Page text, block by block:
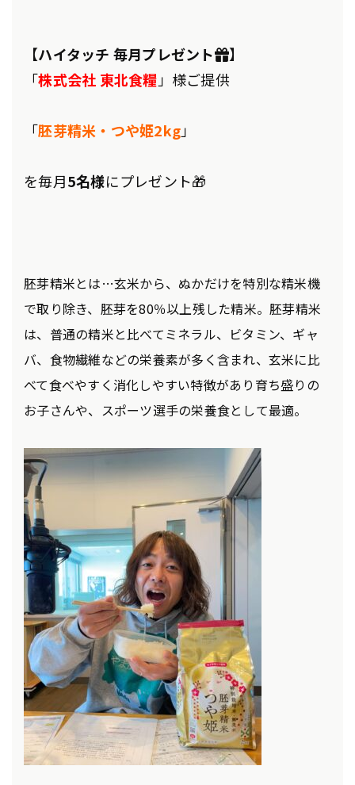
【ハイタッチ 毎月プレゼント🎁】
「株式会社 東北食糧 」様ご提供
「胚芽精米・つや姫2kg」
を毎月5名様にプレゼント🎁
胚芽精米とは…玄米から、ぬかだけを特別な精米機
で取り除き、胚芽を80％以上残した精米。胚芽精米
は、普通の精米と比べてミネラル、ビタミン、ギャ
バ、食物繊維などの栄養素が多く含まれ、玄米に比
べて食べやすく消化しやすい特徴があり育ち盛りの
お子さんや、スポーツ選手の栄養食として最適。